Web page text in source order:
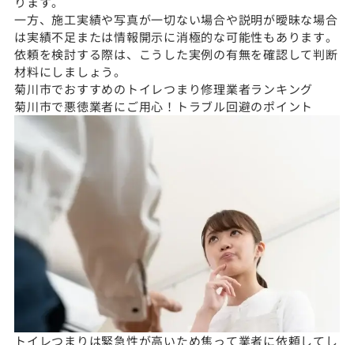
一方、施工実績や写真が一切ない場合や説明が曖昧な場合
は実績不足または情報開示に消極的な可能性もあります。
依頼を検討する際は、こうした実例の有無を確認して判断
材料にしましょう。
菊川市でおすすめのトイレつまり修理業者ランキング
菊川市で悪徳業者にご用心！トラブル回避のポイント
トイレつまりは緊急性が高いため焦って業者に依頼してし